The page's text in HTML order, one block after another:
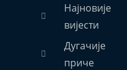
Најновије
вијести
Дугачије
приче